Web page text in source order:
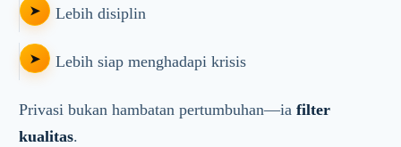
Lebih disiplin
Lebih siap menghadapi krisis
Privasi bukan hambatan pertumbuhan—iafilter
kualitas.